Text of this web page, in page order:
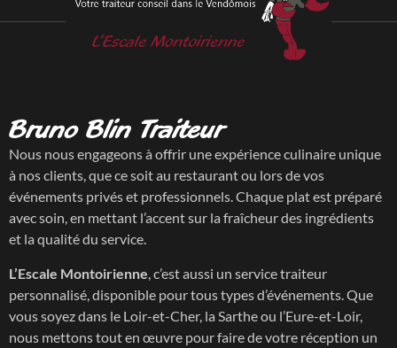
Bruno Blin Traiteur
Nous nous engageons à offrir une expérience culinaire unique
à nos clients, que ce soit au restaurant ou lors de vos
événements privés et professionnels. Chaque plat est préparé
avec soin, en mettant l’accent sur la fraîcheur des ingrédients
et la qualité du service.
L’Escale Montoirienne , c’est aussi un service traiteur
personnalisé, disponible pour tous types d’événements. Que
vous soyez dans le Loir-et-Cher, la Sarthe ou l’Eure-et-Loir,
nous mettons tout en œuvre pour faire de votre réception un